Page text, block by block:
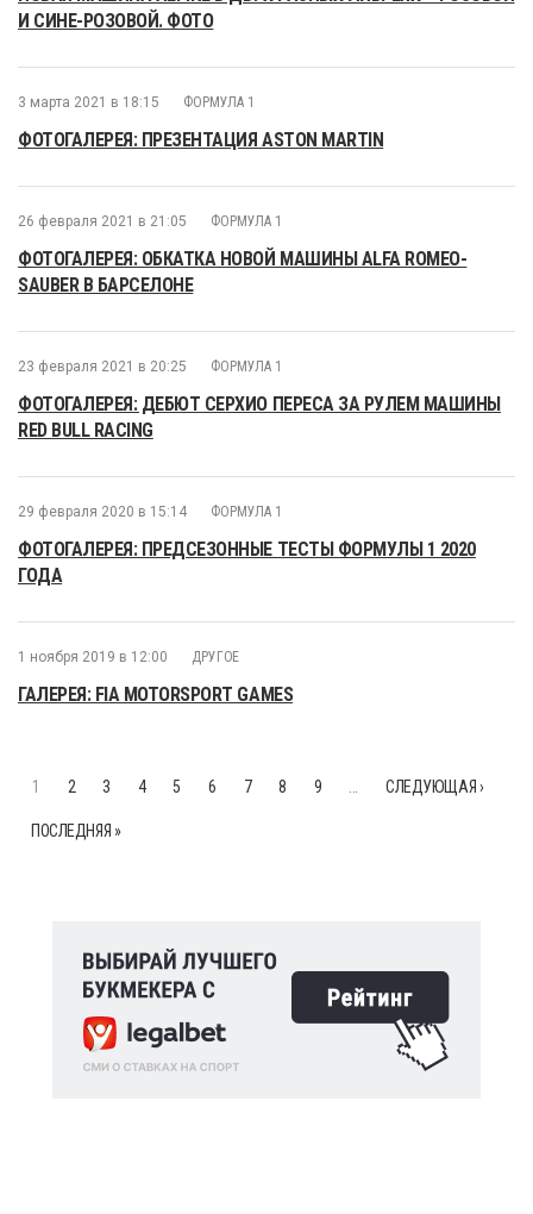
И СИНЕ-РОЗОВОЙ. ФОТО
3 марта 2021 в 18:15 ФОРМУЛА 1
ФОТОГАЛЕРЕЯ: ПРЕЗЕНТАЦИЯ ASTON MARTIN
26 февраля 2021 в 21:05 ФОРМУЛА 1
ФОТОГАЛЕРЕЯ: ОБКАТКА НОВОЙ МАШИНЫ ALFA ROMEO-
SAUBER В БАРСЕЛОНЕ
23 февраля 2021 в 20:25 ФОРМУЛА 1
ФОТОГАЛЕРЕЯ: ДЕБЮТ СЕРХИО ПЕРЕСА ЗА РУЛЕМ МАШИНЫ
RED BULL RACING
29 февраля 2020 в 15:14 ФОРМУЛА 1
ФОТОГАЛЕРЕЯ: ПРЕДСЕЗОННЫЕ ТЕСТЫ ФОРМУЛЫ 1 2020
ГОДА
1 ноября 2019 в 12:00 ДРУГОЕ
ГАЛЕРЕЯ: FIA MOTORSPORT GAMES
1 2 3 4 5 6 7 8 9 СЛЕДУЮЩАЯ ›
ПОСЛЕДНЯЯ »